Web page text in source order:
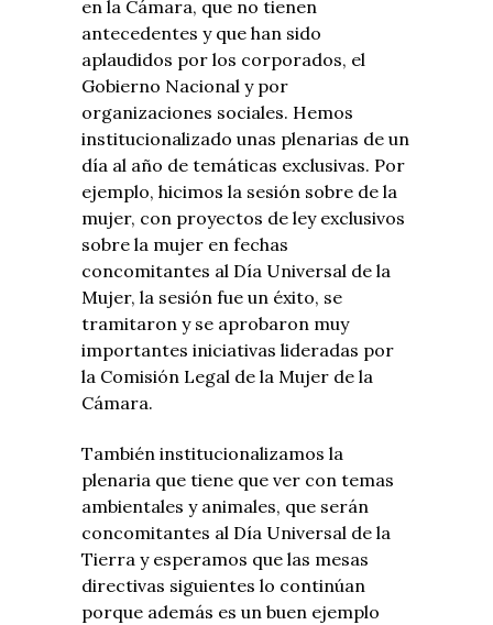
en la Cámara, que no tienen
antecedentes y que han sido
aplaudidos por los corporados, el
Gobierno Nacional y por
organizaciones sociales. Hemos
institucionalizado unas plenarias de un
día al año de temáticas exclusivas. Por
ejemplo, hicimos la sesión sobre de la
mujer, con proyectos de ley exclusivos
sobre la mujer en fechas
concomitantes al Día Universal de la
Mujer, la sesión fue un éxito, se
tramitaron y se aprobaron muy
importantes iniciativas lideradas por
la Comisión Legal de la Mujer de la
Cámara.
También institucionalizamos la
plenaria que tiene que ver con temas
ambientales y animales, que serán
concomitantes al Día Universal de la
Tierra y esperamos que las mesas
directivas siguientes lo continúan
porque además es un buen ejemplo